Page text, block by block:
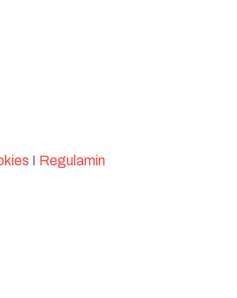
I Regulamin